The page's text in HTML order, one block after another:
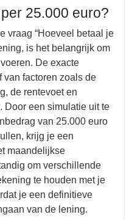
25.000 euro?
vraag “Hoeveel betaal je
is het belangrijk om
De exacte
van factoren zoals de
de rentevoet en
Door een simulatie uit te
van 25.000 euro
krijg je een
maandelijkse
om verschillende
te houden met je
je een definitieve
van de lening.